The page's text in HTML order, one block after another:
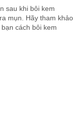
sau khi bôi kem
mụn. Hãy tham khảo
cách bôi kem